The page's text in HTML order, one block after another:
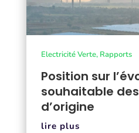
Position sur
souhaitable
d’origine
Electricité Verte, Rapports
lire plus